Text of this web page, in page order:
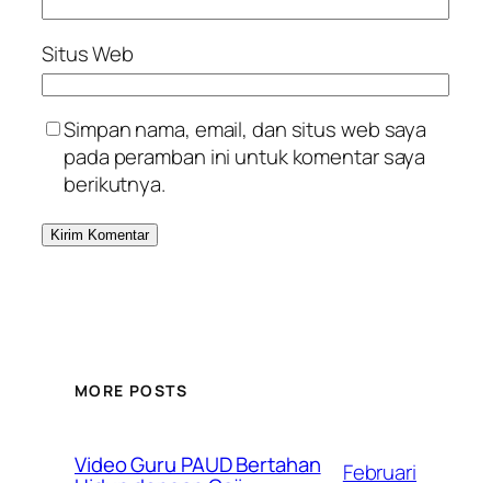
Situs Web
Simpan nama, email, dan situs web saya
pada peramban ini untuk komentar saya
berikutnya.
MORE POSTS
Video Guru PAUD Bertahan
Februari